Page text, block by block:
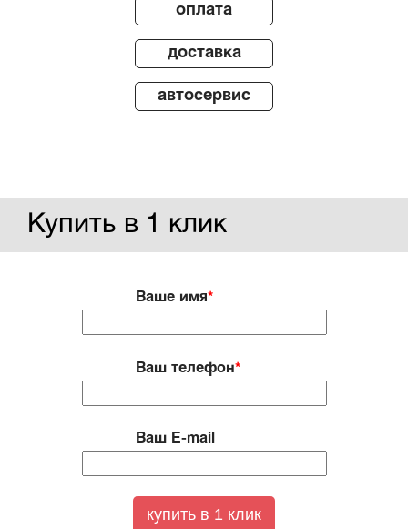
оплата
доставка
автосервис
Купить в 1 клик
Ваше имя*
Ваш телефон*
Ваш E-mail